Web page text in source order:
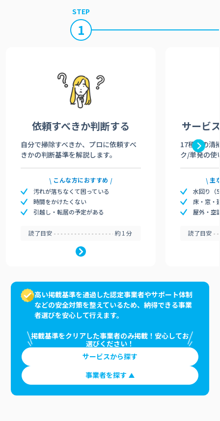
STEP
1
依頼すべきか判断する
自分で掃除すべきか、プロに依頼すべ
きかの判断基準を解説します。
こんな方におすすめ
汚れが落ちなくて困っている
時間をかけたくない
引越し・転居の予定がある
読了目安 約1分
サービ
17種類の清
ク/単発の使
主
水回り（
床・窓・
屋外・空
読了目安
高い掲載基準を通過した認定事業者やサポート体制
などの安全対策を整えているため、納得できる事業
者選びを安心して行えます。
掲載基準をクリアした事業者のみ掲載！安心してお
選びください！
サービスから探す
事業者を探す